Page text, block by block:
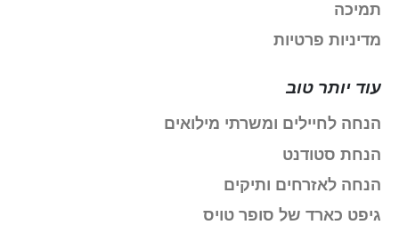
תמיכה
מדיניות פרטיות
עוד יותר טוב
הנחה לחיילים ומשרתי מילואים
הנחת סטודנט
הנחה לאזרחים ותיקים
גיפט כארד של סופר טויס